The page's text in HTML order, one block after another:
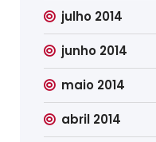
julho 2014
junho 2014
maio 2014
abril 2014